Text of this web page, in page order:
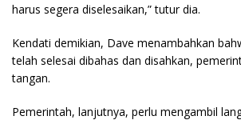
harus segera diselesaikan,” tutur dia.
Kendati demikian, Dave menambahkan
telah selesai dibahas dan disahkan,
tangan.
Pemerintah, lanjutnya, perlu mengambil